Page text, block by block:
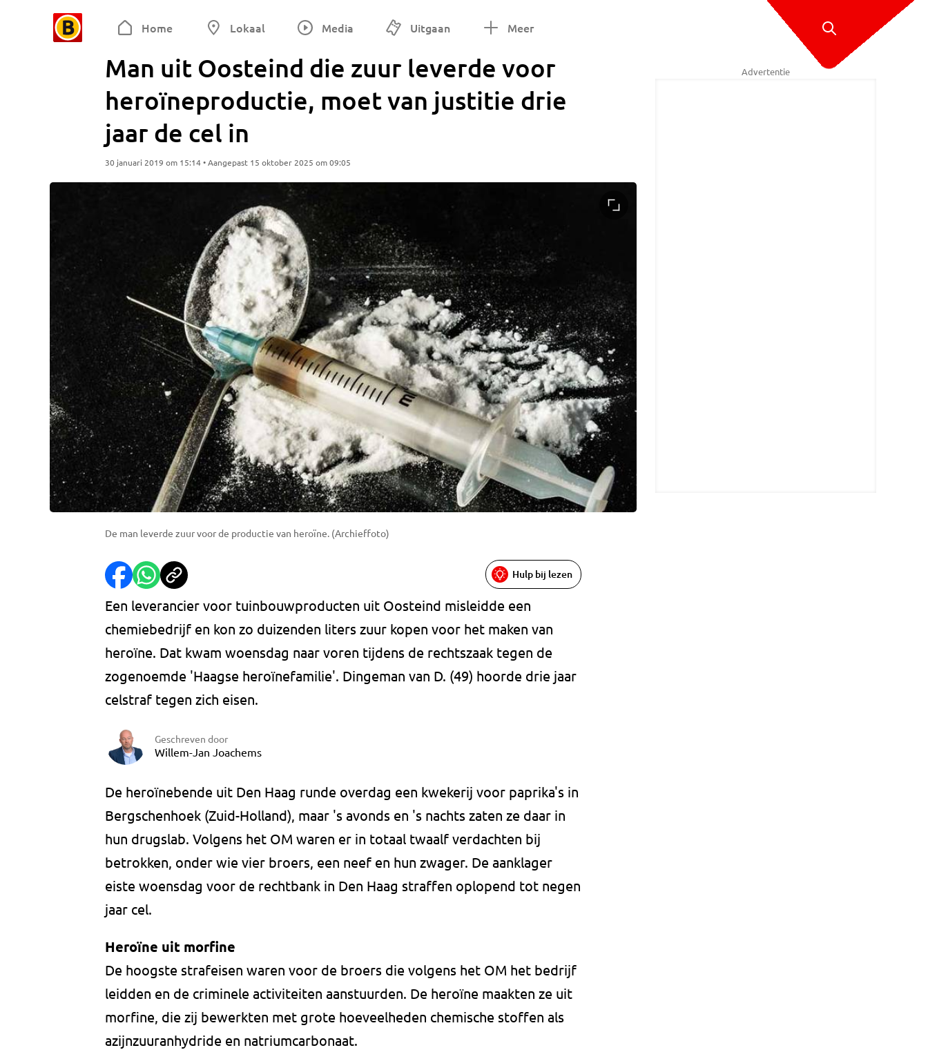
Home Lokaal Media Uitgaan Meer
Man uit Oosteind die zuur leverde voor
heroïneproductie, moet van justitie drie
jaar de cel in
30 januari 2019 om 15:14 • Aangepast 15 oktober 2025 om 09:05
De man leverde zuur voor de productie van heroïne. (Archieffoto)
Hulp bij lezen
Een leverancier voor tuinbouwproducten uit Oosteind misleidde een
chemiebedrijf en kon zo duizenden liters zuur kopen voor het maken van
heroïne. Dat kwam woensdag naar voren tijdens de rechtszaak tegen de
zogenoemde 'Haagse heroïnefamilie'. Dingeman van D. (49) hoorde drie jaar
celstraf tegen zich eisen.
Geschreven door
Willem-Jan Joachems
De heroïnebende uit Den Haag runde overdag een kwekerij voor paprika's in
Bergschenhoek (Zuid-Holland), maar 's avonds en 's nachts zaten ze daar in
hun drugslab. Volgens het OM waren er in totaal twaalf verdachten bij
betrokken, onder wie vier broers, een neef en hun zwager. De aanklager
eiste woensdag voor de rechtbank in Den Haag straffen oplopend tot negen
jaar cel.
Heroïne uit morfine
De hoogste strafeisen waren voor de broers die volgens het OM het bedrijf
leidden en de criminele activiteiten aanstuurden. De heroïne maakten ze uit
morfine, die zij bewerkten met grote hoeveelheden chemische stoffen als
azijnzuuranhydride en natriumcarbonaat.
Advertentie